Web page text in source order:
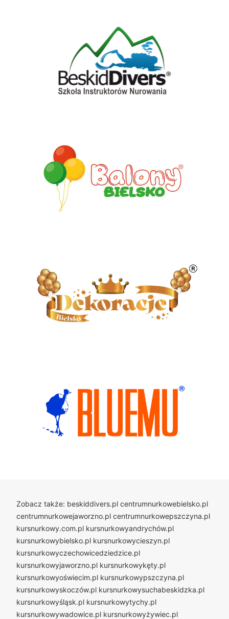
Zobacz także: beskiddivers.pl centrumnurkowebielsko.pl
centrumnurkowejaworzno.pl centrumnurkowepszczyna.pl
kursnurkowy.com.pl kursnurkowyandrychów.pl
kursnurkowybielsko.pl kursnurkowycieszyn.pl
kursnurkowyczechowicedziedzice.pl
kursnurkowyjaworzno.pl kursnurkowykęty.pl
kursnurkowyoświecim.pl kursnurkowypszczyna.pl
kursnurkowyskoczów.pl kursnurkowysuchabeskidzka.pl
kursnurkowyśląsk.pl kursnurkowytychy.pl
kursnurkowywadowice.pl kursnurkowyżywiec.pl